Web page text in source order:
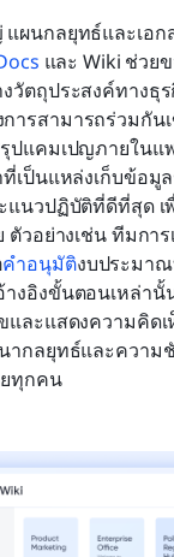
ผนกลยุทธ์และเอก
และ Wiki ช่วย
วัตถุประสงค์ทางธุ
รสามารถร่วมกัน
แนวปฏิบัติที่ดีที่สุด เ
ตัวอย่างเช่น ทีมก
คำอนุมัติงบประมา
งอิงขั้นตอนเหล่านั้
และแสดงความคิด
ากลยุทธ์และความ
ทุกคน